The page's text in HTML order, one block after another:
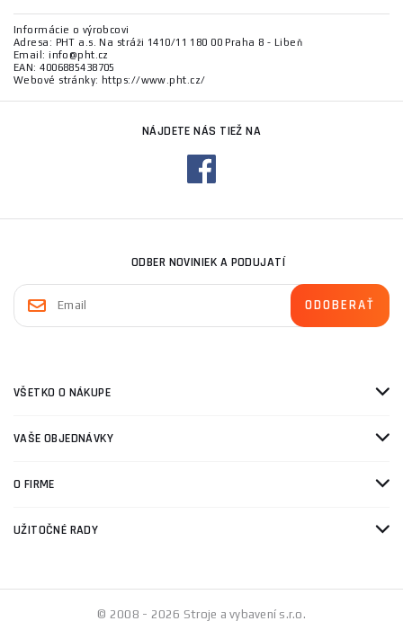
Informácie o výrobcovi
Adresa: PHT a.s. Na stráži 1410/11 180 00 Praha 8 - Libeň
Email: info@pht.cz
EAN: 4006885438705
Webové stránky: https://www.pht.cz/
NÁJDETE NÁS TIEŽ NA
ODBER NOVINIEK A PODUJATÍ
VŠETKO O NÁKUPE
VAŠE OBJEDNÁVKY
O FIRME
UŽITOČNÉ RADY
© 2008 - 2026 Stroje a vybavení s.r.o.